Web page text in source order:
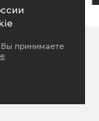
Вы принимаете